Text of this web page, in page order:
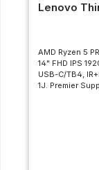
Lenovo
AMD Ryzen 5
14" FHD IPS
USB-C/TB4,
1J. Premier